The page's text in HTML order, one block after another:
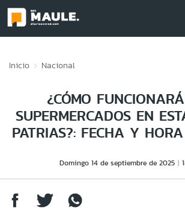
Inicio Nacional
¿CÓMO
SUPERMERCADOS EN
PATRIAS?: FECHA Y
Domingo 14 de septiembre de 2025